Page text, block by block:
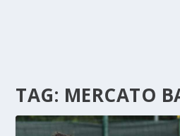
TAG: MERCATO